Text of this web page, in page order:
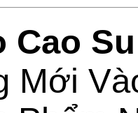
Cao
Mới